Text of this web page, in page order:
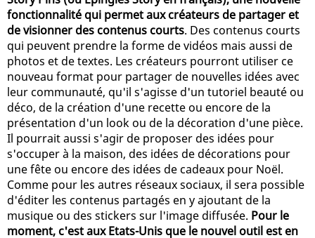
fonctionnalité qui permet aux créateurs de partager et
de visionner des contenus courts. Des contenus courts
qui peuvent prendre la forme de vidéos mais aussi de
photos et de textes. Les créateurs pourront utiliser ce
nouveau format pour partager de nouvelles idées avec
leur communauté, qu'il s'agisse d'un tutoriel beauté ou
déco, de la création d'une recette ou encore de la
présentation d'un look ou de la décoration d'une pièce.
Il pourrait aussi s'agir de proposer des idées pour
s'occuper à la maison, des idées de décorations pour
une fête ou encore des idées de cadeaux pour Noël.
Comme pour les autres réseaux sociaux, il sera possible
d'éditer les contenus partagés en y ajoutant de la
musique ou des stickers sur l'image diffusée. Pour le
moment, c'est aux Etats-Unis que le nouvel outil est en